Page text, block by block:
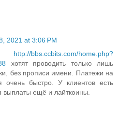
2021 at 3:06 PM
http://bbs.ccbits.com/home.php?
хотят проводить только лишь
без прописи имени. Платежи на
очень быстро. У клиентов есть
выплаты ещё и лайткоины.